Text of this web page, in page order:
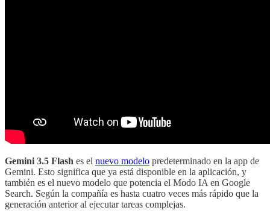
Gemini 3.5 Flash es el nuevo modelo predeterminado en la app de
Gemini. Esto significa que ya está disponible en la aplicación, y
también es el nuevo modelo que potencia el Modo IA en Google
Search. Según la compañía es hasta cuatro veces más rápido que la
generación anterior al ejecutar tareas complejas.